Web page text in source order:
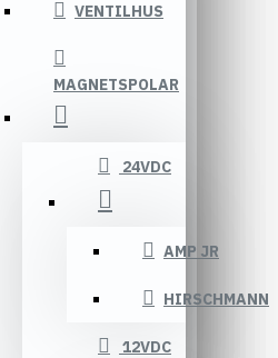
VENTILHUS
MAGNETSPOLAR
24VDC
AMP JR
HIRSCHMANN
12VDC